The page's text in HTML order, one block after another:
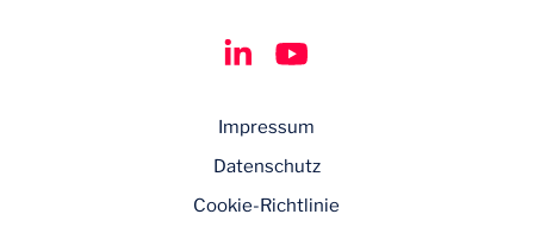
Impressum
Datenschutz
Cookie-Richtlinie